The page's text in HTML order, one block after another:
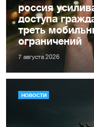
россия
доступа
треть
ограничений
7 августа 2026
НОВОСТИ